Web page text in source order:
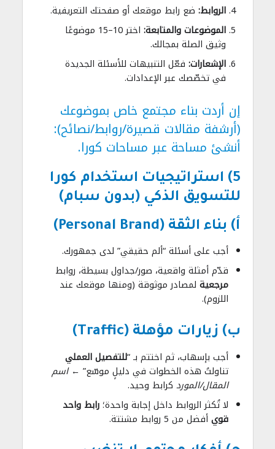
الروابط: ضع رابط موقعك أو صفحتك التعريفية.
الموضوعات والمتابعة:
اختر 10–15 موضوعًا
وثيق الصلة بمجالك.
الإشعارات: فعّل التنبيهات للأسئلة الجديدة
في تخصّصك عبر الإعدادات.
إن أردت بناء مجتمع خاص بموضوعك
(أرشفة مقالات قصيرة/روابط/نصائح):
أنشئ مساحة عبرمساحات كورا.
5) استراتيجيات استخدام كورا
للتسويق الذكي (بدون سبام)
أ) بناء الثقة (Personal Brand)
أجب على أسئلة “ألم حقيقي” لدى جمهورك.
قدّم أمثلة واقعية، صور/جداول بسيطة، روابط
مرجعية لمصادر موثوقة (ومنها موقعك عند
اللزوم).
ب) زيارات مؤهلة (Traffic)
أجب بإسهاب، ثم اختتم بـ “للتفصيل العملي
تناولتُ هذه الخطوات في دليلٍ موسّع” ←اسم
المقال/المورد كرابط وحيد.
لا تُكثر الروابط داخل إجابة واحدة؛رابط واحد
قويأفضل من 5 روابط مشتتة.